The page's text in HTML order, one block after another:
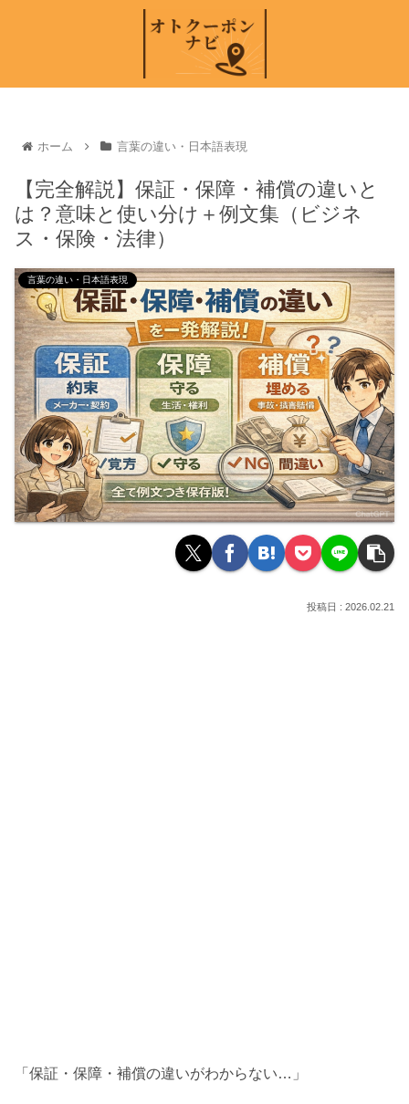
ホーム 言葉の違い・日本語表現
【完全解説】保証・保障・補償の違いと
は？意味と使い分け＋例文集（ビジネ
ス・保険・法律）
言葉の違い・日本語表現
2026.02.21
「保証・保障・補償の違いがわからない…」